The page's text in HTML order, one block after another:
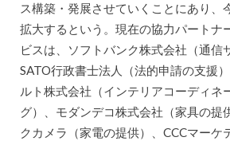
ス構築・発展させていくことにあり、
拡大するという。現在の協力パートナ
ビスは、ソフトバンク株式会社（通信
SATO行政書士法人（法的申請の支援
ルト株式会社（インテリアコーディネ
グ）、モダンデコ株式会社（家具の提
クカメラ（家電の提供）、CCCマーケ